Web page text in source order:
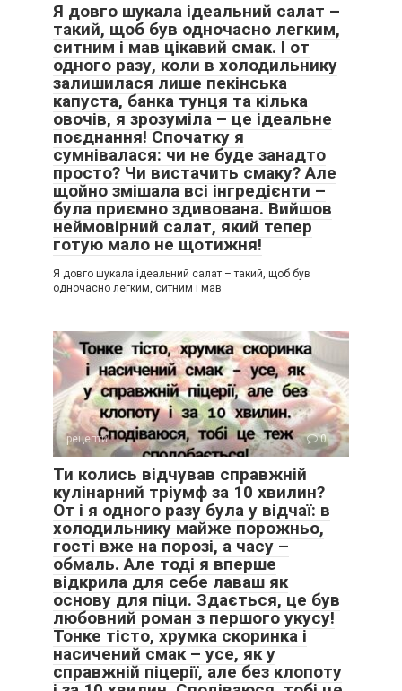
Я довго шукала ідеальний салат –
такий, щоб був одночасно легким,
ситним і мав цікавий смак. І от
одного разу, коли в холодильнику
залишилася лише пекінська
капуста, банка тунця та кілька
овочів, я зрозуміла – це ідеальне
поєднання! Спочатку я
сумнівалася: чи не буде занадто
просто? Чи вистачить смаку? Але
щойно змішала всі інгредієнти –
була приємно здивована. Вийшов
неймовірний салат, який тепер
готую мало не щотижня!
Я довго шукала ідеальний салат – такий, щоб був
одночасно легким, ситним і мав
рецепти 0
Ти колись відчував справжній
кулінарний тріумф за 10 хвилин?
От і я одного разу була у відчаї: в
холодильнику майже порожньо,
гості вже на порозі, а часу –
обмаль. Але тоді я вперше
відкрила для себе лаваш як
основу для піци. Здається, це був
любовний роман з першого укусу!
Тонке тісто, хрумка скоринка і
насичений смак – усе, як у
справжній піцерії, але без клопоту